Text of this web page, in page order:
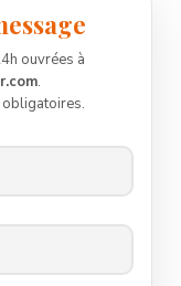
ouvrées à
.